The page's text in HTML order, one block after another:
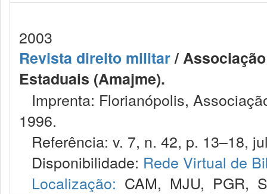
2003
Revista direito militar/
Estaduais (Amajme).
Imprenta: Florianópolis,
1996.
Referência: v. 7, n. 42, p. 13–18,
Disponibilidade: Rede Virtual de
Localização: CAM, MJU, PGR,